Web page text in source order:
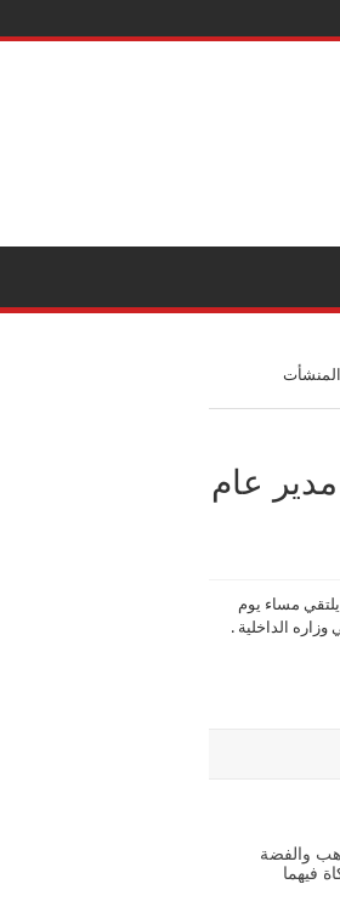
المنشأت
عام
مساء يوم
وزاره الداخلية .
والفضة
فيهما